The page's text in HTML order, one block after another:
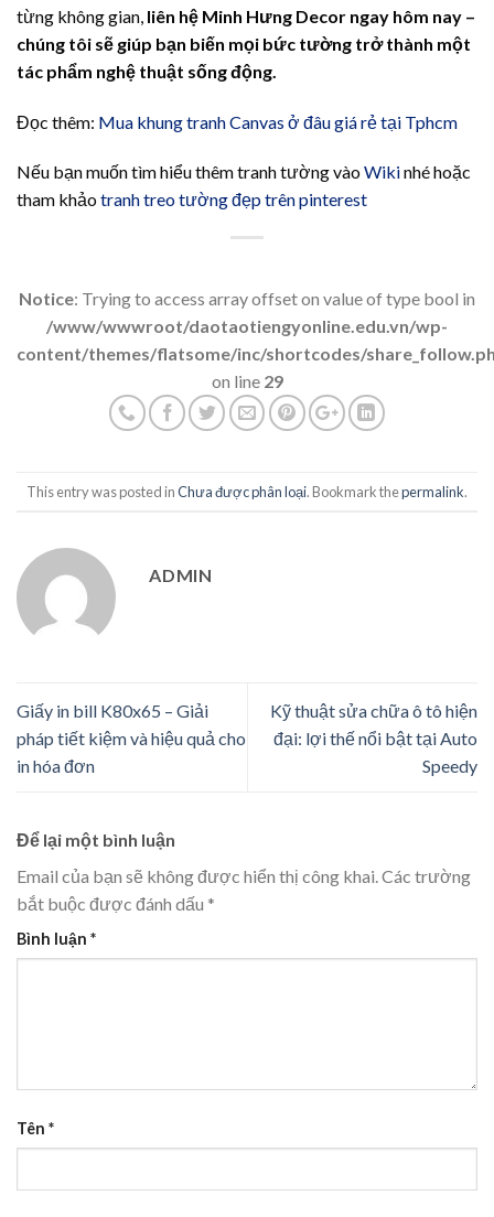
từng không gian, liên hệ Minh Hưng Decor ngay hôm nay –
chúng tôi sẽ giúp bạn biến mọi bức tường trở thành một
tác phẩm nghệ thuật sống động.
Đọc thêm: Mua khung tranh Canvas ở đâu giá rẻ tại Tphcm
Nếu bạn muốn tìm hiểu thêm tranh tường vàoWikinhé hoặc
tham khảotranh treo tường đẹp trên pinterest
Notice: Trying to access array offset on value of type bool in
/www/wwwroot/daotaotiengyonline.edu.vn/wp-
content/themes/flatsome/inc/shortcodes/
on line 29
This entry was posted inChưa được phân loại. Bookmark thepermalink.
ADMIN
Giấy in bill K80x65 – Giải
pháp tiết kiệm và hiệu quả cho
in hóa đơn
Kỹ thuật sửa chữa ô tô hiện
đại: lợi thế nổi bật tại Auto
Speedy
Để lại một bình luận
Email của bạn sẽ không được hiển thị công khai. Các trường
bắt buộc được đánh dấu *
Bình luận *
Tên *